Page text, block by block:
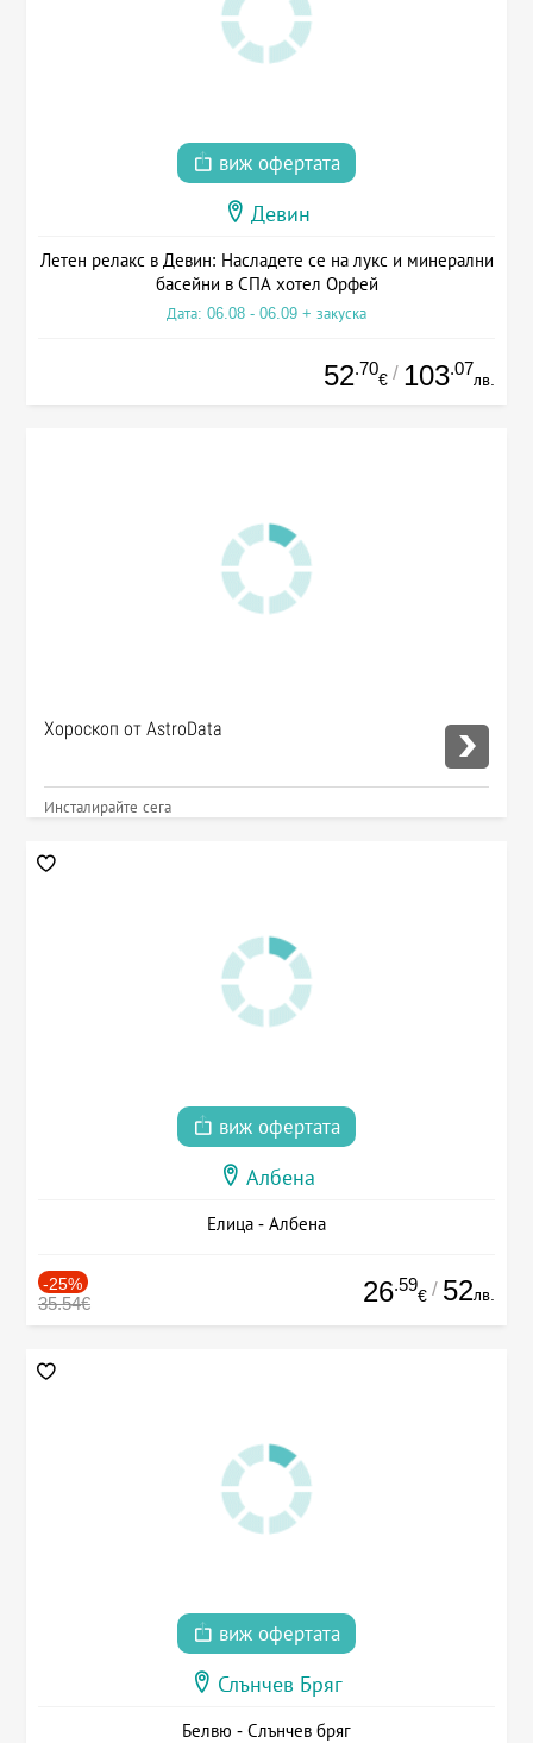
виж офертата
Девин
Летен релакс в Девин: Насладете се на лукс и минерални
басейни в СПА хотел Орфей
Дата: 06.08 - 06.09 + закуска
52.70
€ / 103.07
лв.
Хороскоп от AstroData
Инсталирайте сега
виж офертата
Албена
Елица - Албена
-25%
35.54€ 26.59
€ / 52лв.
виж офертата
Слънчев Бряг
Белвю - Слънчев бряг